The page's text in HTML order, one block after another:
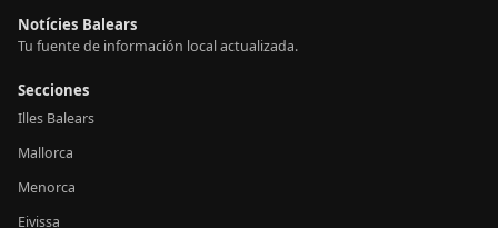
Notícies Balears
Tu fuente de información local actualizada.
Secciones
Illes Balears
Mallorca
Menorca
Eivissa